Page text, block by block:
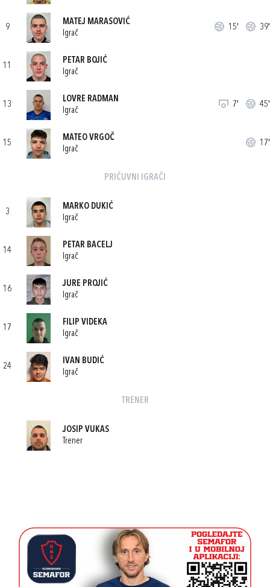
9
MATEJ MARASOVIĆ
Igrač
15' 39'
11
PETAR BOJIĆ
Igrač
13
LOVRE RADMAN
Igrač
7' 45'
15
MATEO VRGOČ
Igrač
17'
PRIČUVNI IGRAČI
3
MARKO DUKIĆ
Igrač
14
PETAR BACELJ
Igrač
16
JURE PROJIĆ
Igrač
17
FILIP VIDEKA
Igrač
24
IVAN BUDIĆ
Igrač
TRENER
JOSIP VUKAS
Trener